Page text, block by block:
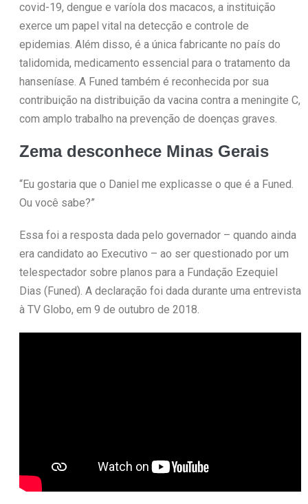
covid-19, dengue e varíola dos macacos, a instituição
exerce um papel vital na detecção e controle de
epidemias. Além disso, é a única fabricante no país do
talidomida, medicamento essencial para o tratamento da
hanseníase. A Funed também é reconhecida por sua
contribuição na distribuição da vacina contra a meningite C,
com amplo trabalho na prevenção de doenças graves.
Zema desconhece Minas Gerais
“Eu gostaria que o Daniel me explicasse o que é a Funed.
Ou você sabe?”
Essa foi a resposta dada pelo governador – quando ainda
era candidato ao Executivo – ao ser questionado por um
telespectador sobre planos para a Fundação Ezequiel
Dias (Funed). A declaração foi dada durante uma entrevista
à TV Globo, em 9 de outubro de 2018.